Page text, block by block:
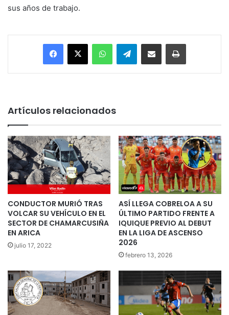
sus años de trabajo.
Facebook
X WhatsAppTelegramEnviar vía email Imprimir
Artículos relacionados
CONDUCTOR MURIÓ TRAS
VOLCAR SU VEHÍCULO EN EL
SECTOR DE CHAMARCUSIÑA
EN ARICA
julio 17, 2022
ASÍ LLEGA COBRELOA A SU
ÚLTIMO PARTIDO FRENTE A
IQUIQUE PREVIO AL DEBUT
EN LA LIGA DE ASCENSO
2026
febrero 13, 2026